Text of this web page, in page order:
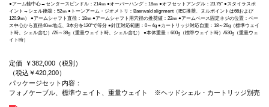
●アーム軸中心→センタースピンドル：214㎜ ●オーバーハング：18㎜ ●オフセットアングル：23.75° ●スタイラスポ
イント→シェル後端：52㎜ ●トーンアーム・ジオメトリ：Baerwald alignment（IEC推奨、ヌルポイントは66および
120.9㎜） ●アームシャフト直径：18㎜ ●アームシャフト用穴径の推奨値：22㎜ ●アームベース固定ネジの位置：ベー
ス中心から直径40㎜地点、3本分を120°で等分 ●針圧対応範囲：0～4g ●カートリッジ対応自重：18～26g（標準ウェイ
ト時、シェル含む）/26～38g（重量ウェイト時、シェル含む） ●本体重量：600g（標準ウェイト時）/630g（重量ウェ
イト時）
定価 ￥382,000 （税別）
（税込￥420,200）
パッケージセット内容：
フォノケーブル、標準ウェイト、重量ウェイト ※ヘッドシェル・カートリッジ別売